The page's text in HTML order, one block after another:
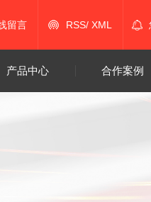
留言 RSS/ XML
产品中心 合作案例